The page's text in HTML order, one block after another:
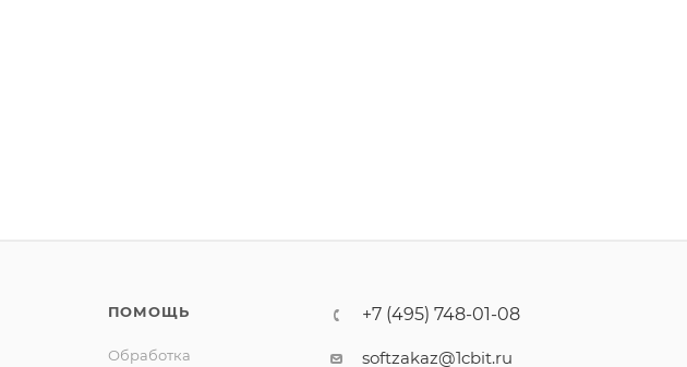
ПОМОЩЬ
Обработка
+7 (495) 748-01-08
softzakaz@1cbit.ru